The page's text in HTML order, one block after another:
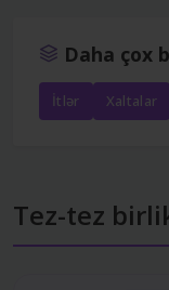
Daha çox
İtlər Xaltalar
Tez-tez